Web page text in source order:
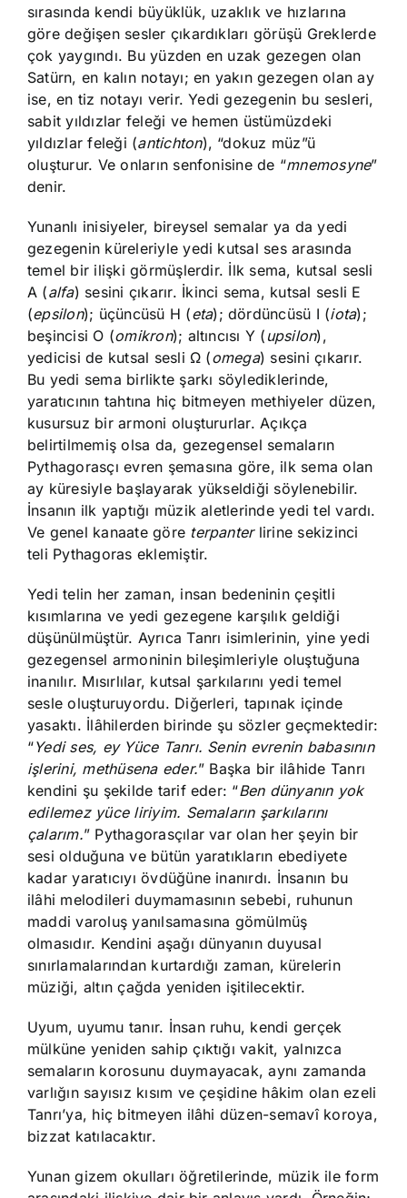
sırasında kendi büyüklük, uzaklık ve hızlarına
göre değişen sesler çıkardıkları görüşü Greklerde
çok yaygındı. Bu yüzden en uzak gezegen olan
Satürn, en kalın notayı; en yakın gezegen olan ay
ise, en tiz notayı verir. Yedi gezegenin bu sesleri,
sabit yıldızlar feleği ve hemen üstümüzdeki
yıldızlar feleği (antichton), “dokuz müz”ü
oluşturur. Ve onların senfonisine de “mnemosyne”
denir.
Yunanlı inisiyeler, bireysel semalar ya da yedi
gezegenin küreleriyle yedi kutsal ses arasında
temel bir ilişki görmüşlerdir. İlk sema, kutsal sesli
A (alfa) sesini çıkarır. İkinci sema, kutsal sesli E
(epsilon); üçüncüsü H (eta); dördüncüsü I (iota);
beşincisi O (omikron); altıncısı Y ( upsilon),
yedicisi de kutsal sesli Ω (omega) sesini çıkarır.
Bu yedi sema birlikte şarkı söylediklerinde,
yaratıcının tahtına hiç bitmeyen methiyeler düzen,
kusursuz bir armoni oluştururlar. Açıkça
belirtilmemiş olsa da, gezegensel semaların
Pythagorasçı evren şemasına göre, ilk sema olan
ay küresiyle başlayarak yükseldiği söylenebilir.
İnsanın ilk yaptığı müzik aletlerinde yedi tel vardı.
Ve genel kanaate göre terpanterlirine sekizinci
teli Pythagoras eklemiştir.
Yedi telin her zaman, insan bedeninin çeşitli
kısımlarına ve yedi gezegene karşılık geldiği
düşünülmüştür. Ayrıca Tanrı isimlerinin, yine yedi
gezegensel armoninin bileşimleriyle oluştuğuna
inanılır. Mısırlılar, kutsal şarkılarını yedi temel
sesle oluşturuyordu. Diğerleri, tapınak içinde
yasaktı. İlâhilerden birinde şu sözler geçmektedir:
“Yedi ses, ey Yüce Tanrı. Senin evrenin babasının
işlerini, methüsena eder.” Başka bir ilâhide Tanrı
kendini şu şekilde tarif eder: “Ben dünyanın yok
edilemez yüce liriyim. Semaların şarkılarını
çalarım.” Pythagorasçılar var olan her şeyin bir
sesi olduğuna ve bütün yaratıkların ebediyete
kadar yaratıcıyı övdüğüne inanırdı. İnsanın bu
ilâhi melodileri duymamasının sebebi, ruhunun
maddi varoluş yanılsamasına gömülmüş
olmasıdır. Kendini aşağı dünyanın duyusal
sınırlamalarından kurtardığı zaman, kürelerin
müziği, altın çağda yeniden işitilecektir.
Uyum, uyumu tanır. İnsan ruhu, kendi gerçek
mülküne yeniden sahip çıktığı vakit, yalnızca
semaların korosunu duymayacak, aynı zamanda
varlığın sayısız kısım ve çeşidine hâkim olan ezeli
Tanrı’ya, hiç bitmeyen ilâhi düzen-semavî koroya,
bizzat katılacaktır.
Yunan gizem okulları öğretilerinde, müzik ile form